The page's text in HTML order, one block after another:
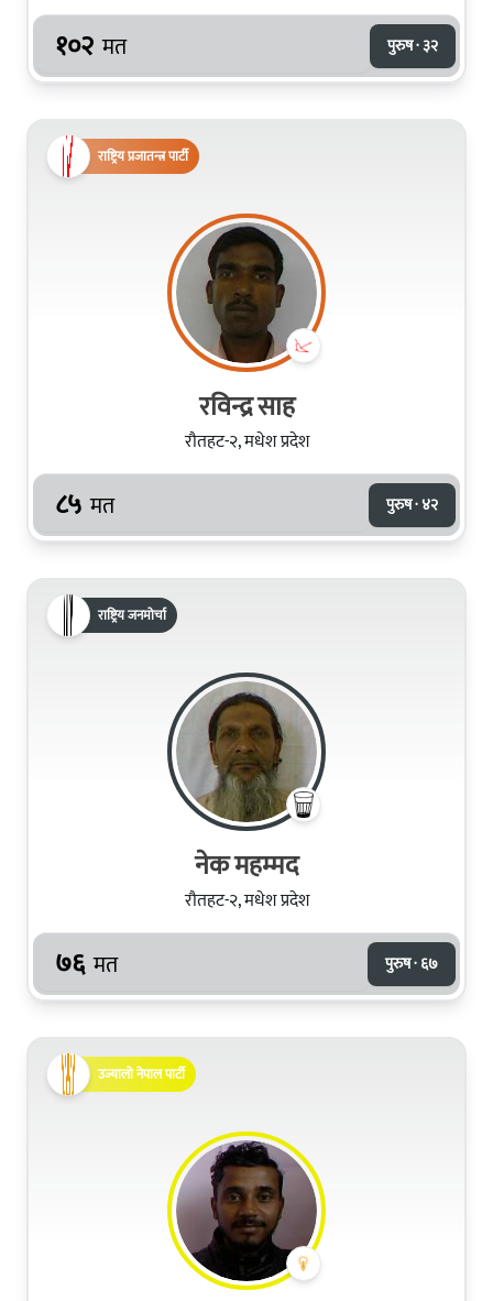
१०२ मत पुरुष · ३२
राष्ट्रिय प्रजातन्त्र पार्टी
रविन्द्र साह
रौतहट-२, मधेश प्रदेश
८५ मत पुरुष · ४२
राष्ट्रिय जनमोर्चा
नेक महम्मद
रौतहट-२, मधेश प्रदेश
७६ मत पुरुष · ६७
उज्यालो नेपाल पार्टी